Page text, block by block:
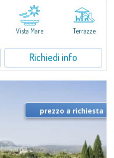
Villetta Li Nibani si trova
con vista mozzafiato sul mare della
per raggiungere la spiaggia in...
Vista Mare Terrazze
Richiedi info
prezzo a richiesta